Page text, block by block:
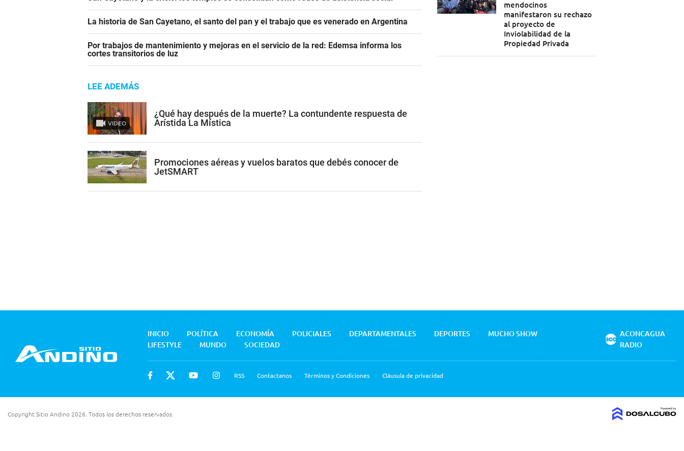
La historia de San Cayetano, el santo del pan y el trabajo que es venerado en Argentina
Por trabajos de mantenimiento y mejoras en el servicio de la red: Edemsa informa los
cortes transitorios de luz
LEE ADEMÁS
VIDEO
¿Qué hay después de la muerte? La contundente respuesta de
Arístida La Mística
Promociones aéreas y vuelos baratos que debés conocer de
JetSMART
mendocinos
manifestaron su rechazo
al proyecto de
Inviolabilidad de la
Propiedad Privada
INICIO POLÍTICA ECONOMÍA POLICIALES DEPARTAMENTALES DEPORTES
MUCHO SHOW
LIFESTYLE
MUNDO SOCIEDAD
RSS Contactanos Términos y Condiciones Cláusula de privacidad
ACONCAGUA
RADIO
Copyright Sitio Andino 2026. Todos los derechos reservados.